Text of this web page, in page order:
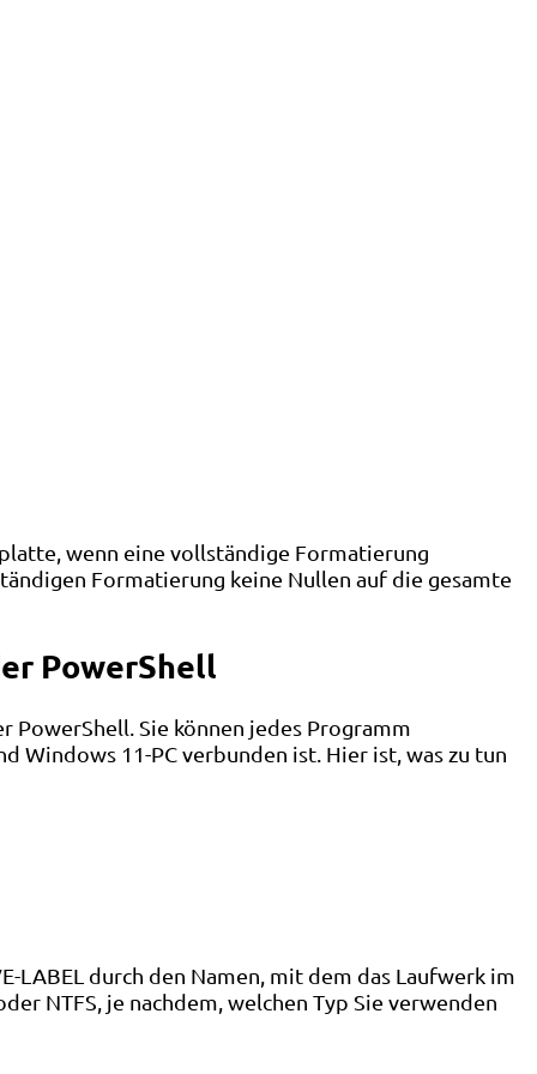
wenn eine vollständige Formatierung
Formatierung keine Nullen auf die gesamte
PowerShell
Sie können jedes Programm
Windows 11-PC verbunden ist. Hier ist, was zu tun
LABEL durch den Namen, mit dem das Laufwerk im
NTFS, je nachdem, welchen Typ Sie verwenden